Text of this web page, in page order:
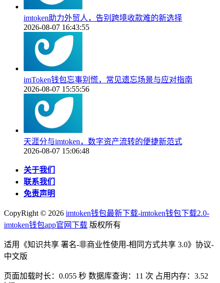
imtoken助力外贸人，告别跨境收款难的新选择
2026-08-07 16:43:55
imToken钱包忘事别慌，常见遗忘场景与应对指南
2026-08-07 15:55:56
天涯分与imtoken，数字资产流转的便捷新范式
2026-08-07 15:06:48
关于我们
联系我们
免责声明
CopyRight © 2026 imtoken钱包最新下载-imtoken钱包下载2.0-
imtoken钱包app官网下载 版权所有
适用《知识共享 署名-非商业性使用-相同方式共享 3.0》协议-
中文版
页面加载时长：0.055 秒 数据库查询：11 次 占用内存：3.52